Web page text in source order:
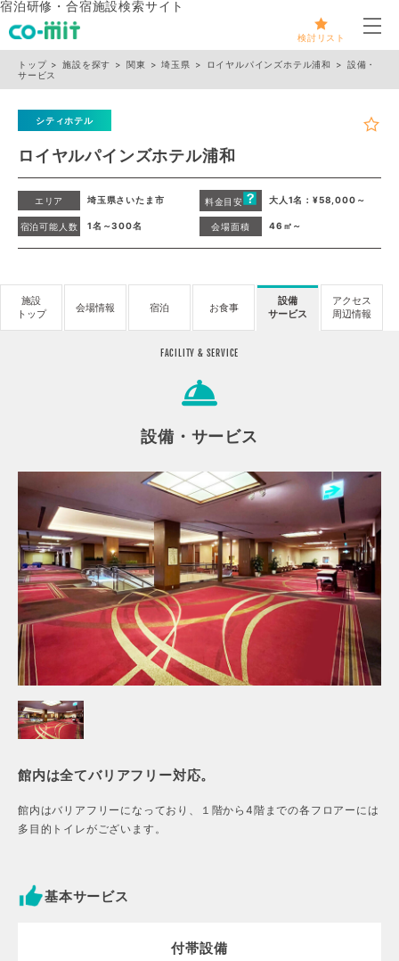
宿泊研修・合宿施設検索サイト
検討リスト
メ
トップ 施設を探す 関東 埼玉県 ロイヤルパインズホテル浦和
設備・
サービス
シティホテル
ロイヤルパインズホテル浦和
エリア 埼玉県さいたま市 料金目安 大人1名：¥58,000～
宿泊可能人数 1名～300名 会場面積 46㎡～
施設
トップ
会場情報 宿泊 お食事
設備
サービス
アクセス
周辺情報
FACILITY & SERVICE
設備・サービス
館内は全てバリアフリー対応。
館内はバリアフリーになっており、１階から4階までの各フロアーには
多目的トイレがございます。
基本サービス
付帯設備